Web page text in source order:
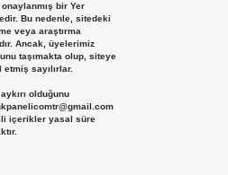
onaylanmış bir Yer
Bu nedenle, sitedeki
veya araştırma
Ancak, üyelerimiz
taşımakta olup, siteye
sayılırlar.
olduğunu
içerikler yasal süre